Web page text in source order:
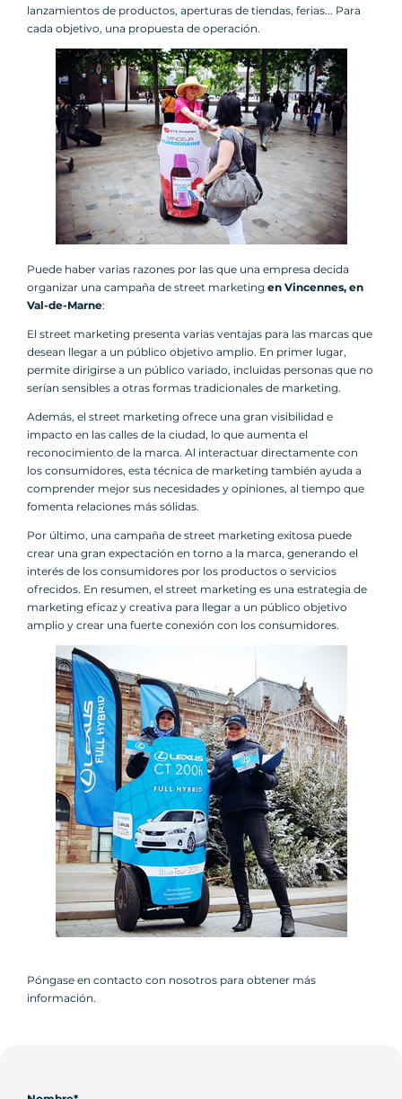
lanzamientos de productos, aperturas de tiendas, ferias... Para
cada objetivo, una propuesta de operación.
Puede haber varias razones por las que una empresa decida
organizar una campaña de street marketing en Vincennes, en
Val-de-Marne:
El street marketing presenta varias ventajas para las marcas que
desean llegar a un público objetivo amplio. En primer lugar,
permite dirigirse a un público variado, incluidas personas que no
serían sensibles a otras formas tradicionales de marketing.
Además, el street marketing ofrece una gran visibilidad e
impacto en las calles de la ciudad, lo que aumenta el
reconocimiento de la marca. Al interactuar directamente con
los consumidores, esta técnica de marketing también ayuda a
comprender mejor sus necesidades y opiniones, al tiempo que
fomenta relaciones más sólidas.
Por último, una campaña de street marketing exitosa puede
crear una gran expectación en torno a la marca, generando el
interés de los consumidores por los productos o servicios
ofrecidos. En resumen, el street marketing es una estrategia de
marketing eficaz y creativa para llegar a un público objetivo
amplio y crear una fuerte conexión con los consumidores.
Póngase en contacto con nosotros para obtener más
información.